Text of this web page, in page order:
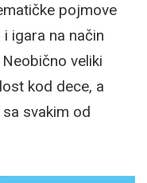
pojmove
igara na način
veliki
kod dece, a
svakim od